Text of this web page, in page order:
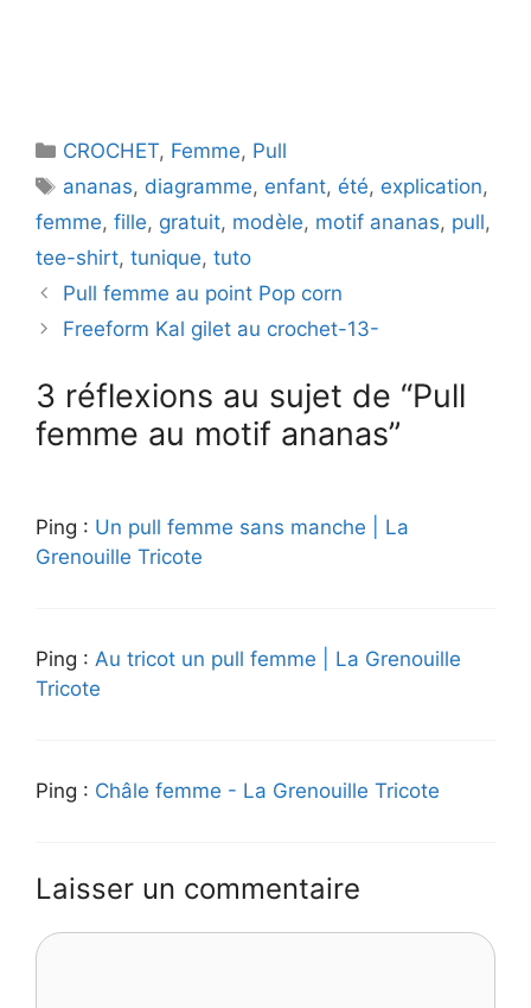
Catégories
CROCHET, Femme, Pull
Étiquettes
ananas, diagramme, enfant, été, explication,
femme, fille, gratuit, modèle, motif ananas, pull,
tee-shirt, tunique, tuto
Pull femme au point Pop corn
Freeform Kal gilet au crochet-13-
3 réflexions au sujet de “Pull
femme au motif ananas”
Ping : Un pull femme sans manche | La
Grenouille Tricote
Ping : Au tricot un pull femme | La Grenouille
Tricote
Ping : Châle femme - La Grenouille Tricote
Laisser un commentaire
Commentaire